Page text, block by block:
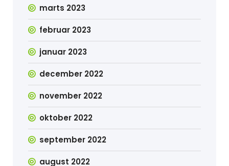
marts 2023
februar 2023
januar 2023
december 2022
november 2022
oktober 2022
september 2022
august 2022